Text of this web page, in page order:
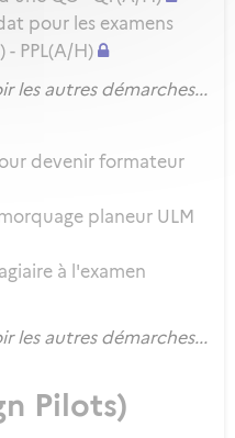
pour les examens
- PPL(A/H)
les autres démarches...
devenir formateur
planeur ULM
à l'examen
les autres démarches...
Pilots)